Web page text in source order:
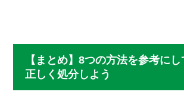
【まとめ】8つの方法を参考に
正しく処分しよう